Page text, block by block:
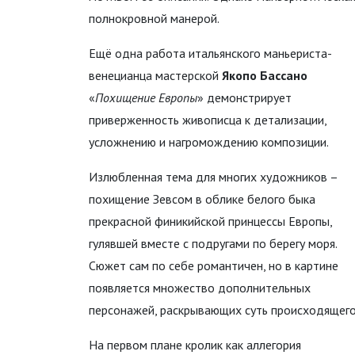
полнокровной манерой.
Ещё одна работа итальянского маньериста-
венецианца мастерской Якопо Бассано
«Похищение Европы» демонстрирует
приверженность живописца к детализации,
усложнению и нагромождению композиции.
Излюбленная тема для многих художников –
похищение Зевсом в облике белого быка
прекрасной финикийской принцессы Европы,
гулявшей вместе с подругами по берегу моря.
Сюжет сам по себе романтичен, но в картине
появляется множество дополнительных
персонажей, раскрывающих суть
На первом плане кролик как аллегория